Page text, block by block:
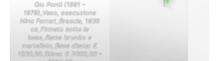
Gio Ponti (1891 –
1979)_Vaso, esecuzione
Nino Ferrari_Brescia, 1936
ca_Firmato sotto la
base_Rame brunito e
martellato_Base d’asta: €
1500,00_Stima: € 2000,00 –